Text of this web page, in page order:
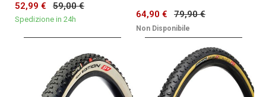
52,99 € 59,00 €
Spedizione in 24h 64,90 € 79,90 €
Non Disponibile